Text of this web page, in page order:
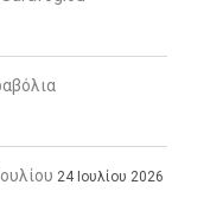
24 Ιουλίου 2026